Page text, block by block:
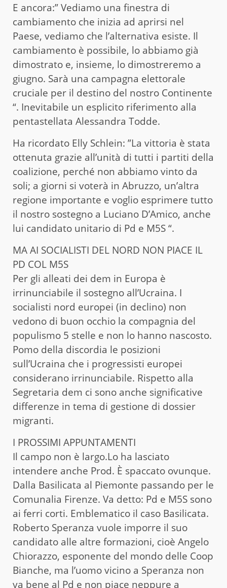
E ancora:” Vediamo una finestra di
cambiamento che inizia ad aprirsi nel
Paese, vediamo che l’alternativa esiste. Il
cambiamento è possibile, lo abbiamo già
dimostrato e, insieme, lo dimostreremo a
giugno. Sarà una campagna elettorale
cruciale per il destino del nostro Continente
“. Inevitabile un esplicito riferimento alla
pentastellata Alessandra Todde.
Ha ricordato Elly Schlein: ”La vittoria è stata
ottenuta grazie all’unità di tutti i partiti della
coalizione, perché non abbiamo vinto da
soli; a giorni si voterà in Abruzzo, un’altra
regione importante e voglio esprimere tutto
il nostro sostegno a Luciano D’Amico, anche
lui candidato unitario di Pd e M5S “.
MA AI SOCIALISTI DEL NORD NON PIACE IL
PD COL M5S
Per gli alleati dei dem in Europa è
irrinunciabile il sostegno all’Ucraina. I
socialisti nord europei (in declino) non
vedono di buon occhio la compagnia del
populismo 5 stelle e non lo hanno nascosto.
Pomo della discordia le posizioni
sull’Ucraina che i progressisti europei
considerano irrinunciabile. Rispetto alla
Segretaria dem ci sono anche significative
differenze in tema di gestione di dossier
migranti.
I PROSSIMI APPUNTAMENTI
Il campo non è largo.Lo ha lasciato
intendere anche Prod. È spaccato ovunque.
Dalla Basilicata al Piemonte passando per le
Comunalia Firenze. Va detto: Pd e M5S sono
ai ferri corti. Emblematico il caso Basilicata.
Roberto Speranza vuole imporre il suo
candidato alle altre formazioni, cioè Angelo
Chiorazzo, esponente del mondo delle Coop
Bianche, ma l’uomo vicino a Speranza non
va bene al Pd e non piace neppure a